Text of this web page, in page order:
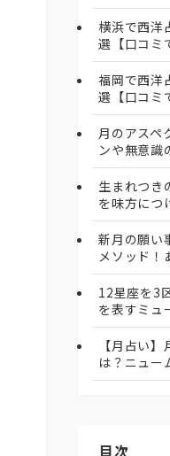
横浜で西洋
選【口コミ
福岡で西洋
選【口コミ
月のアスペ
ンや無意識
生まれつき
を味方につ
新月の願い
メソッド！
12星座を3
を表すミュ
【月占い
は？ニュー
目次